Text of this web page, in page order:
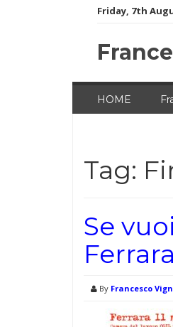
Friday, 7th
HOME
Tag:
Se
By Francesco